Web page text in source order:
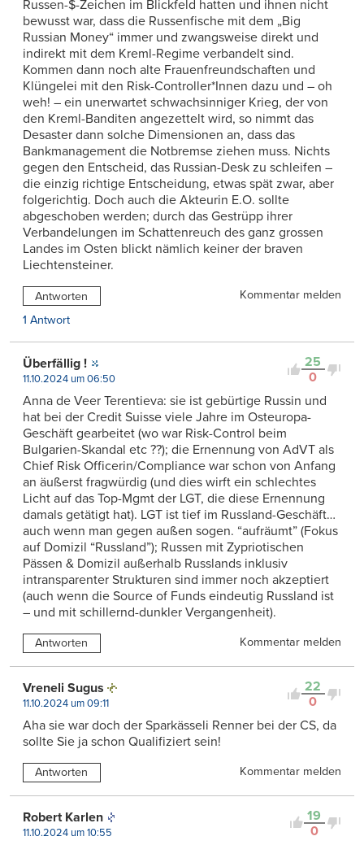
Russen-$-Zeichen im Blickfeld hatten und ihnen nicht
bewusst war, dass die Russenfische mit dem „Big
Russian Money“ immer und zwangsweise direkt und
indirekt mit dem Kreml-Regime verbandelt sind.
Kommen dann noch alte Frauenfreundschaften und
Klüngelei mit den Risk-Controller*Innen dazu und – oh
weh! – ein unerwartet schwachsinniger Krieg, der von
den Kreml-Banditen angezettelt wird, so nimmt das
Desaster dann solche Dimensionen an, dass das
Bankmanagement die Notbremse ziehen muss. Nichts
gegen den Entscheid, das Russian-Desk zu schleifen –
die einzig richtige Entscheidung, etwas spät zwar, aber
folgerichtig. Doch auch die Akteurin E.O. sollte
abgeschoben werden; durch das Gestrüpp ihrer
Verbandelungen im Schattenreuch des ganz grossen
Landes im Osten blickt nämlich keiner der braven
Liechtensteiner.
Antworten
Kommentar melden
1 Antwort
25
0
Überfällig !
11.10.2024 um 06:50
Anna de Veer Terentieva: sie ist gebürtige Russin und
hat bei der Credit Suisse viele Jahre im Osteuropa-
Geschäft gearbeitet (wo war Risk-Control beim
Bulgarien-Skandal etc ??); die Ernennung von AdVT als
Chief Risk Officerin/Compliance war schon von Anfang
an äußerst fragwürdig (und dies wirft ein schlechtes
Licht auf das Top-Mgmt der LGT, die diese Ernennung
damals getätigt hat). LGT ist tief im Russland-Geschäft…
auch wenn man gegen außen sogen. “aufräumt” (Fokus
auf Domizil “Russland”); Russen mit Zypriotischen
Pässen & Domizil außerhalb Russlands inklusiv
intransparenter Strukturen sind immer noch akzeptiert
(auch wenn die Source of Funds eindeutig Russland ist
– und mit schillernd-dunkler Vergangenheit).
Antworten Kommentar melden
22
0
Vreneli Sugus
11.10.2024 um 09:11
Aha sie war doch der Sparkässeli Renner bei der CS, da
sollte Sie ja schon Qualifiziert sein!
Antworten Kommentar melden
19
0
Robert Karlen
11.10.2024 um 10:55